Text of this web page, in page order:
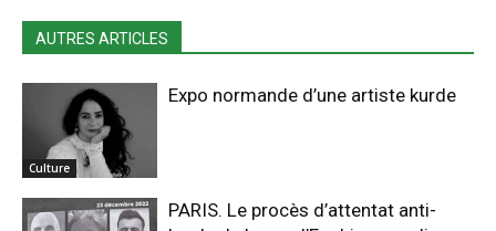
AUTRES ARTICLES
Culture
Expo normande d’une artiste kurde
PARIS. Le procès d’attentat anti-